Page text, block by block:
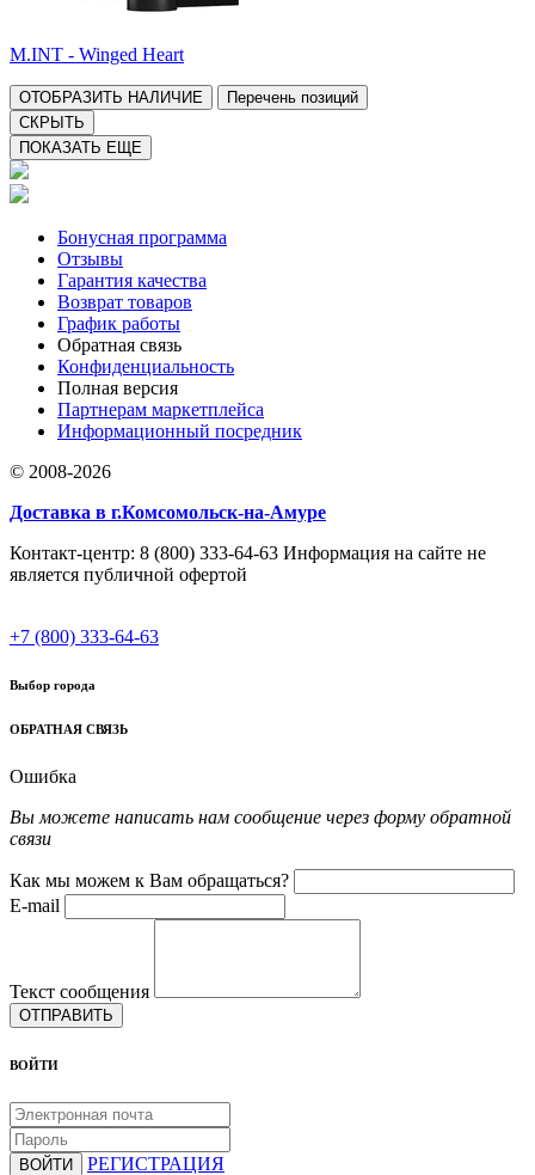
M.INT - Winged Heart
ОТОБРАЗИТЬ НАЛИЧИЕ
Перечень позиций
СКРЫТЬ
ПОКАЗАТЬ ЕЩЕ
Бонусная программа
Отзывы
Гарантия качества
Возврат товаров
График работы
Обратная связь
Конфиденциальность
Полная версия
Партнерам маркетплейса
Информационный посредник
© 2008-2026
Доставка в г.Комсомольск-на-Амуре
Контакт-центр: 8 (800) 333-64-63 Информация на сайте не
является публичной офертой
+7 (800) 333-64-63
Выбор города
ОБРАТНАЯ СВЯЗЬ
Ошибка
Вы можете написать нам сообщение через форму обратной
связи
Как мы можем к Вам обращаться?
E-mail
Текст сообщения
ОТПРАВИТЬ
ВОЙТИ
ВОЙТИ
РЕГИСТРАЦИЯ